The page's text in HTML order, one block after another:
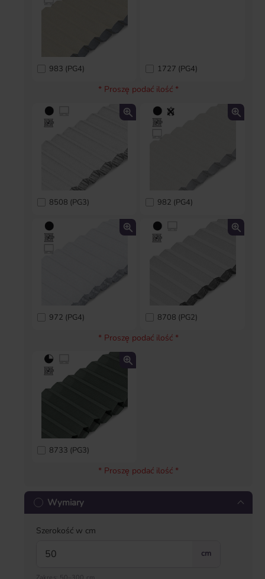
983 (PG4) 1727 (PG4)
* Proszę podać ilość *
8508 (PG3) 982 (PG4)
972 (PG4) 8708 (PG2)
* Proszę podać ilość *
8733 (PG3)
* Proszę podać ilość *
Wymiary
Szerokość w cm
cm